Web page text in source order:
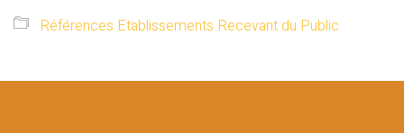
Références Etablissements Recevant du Public